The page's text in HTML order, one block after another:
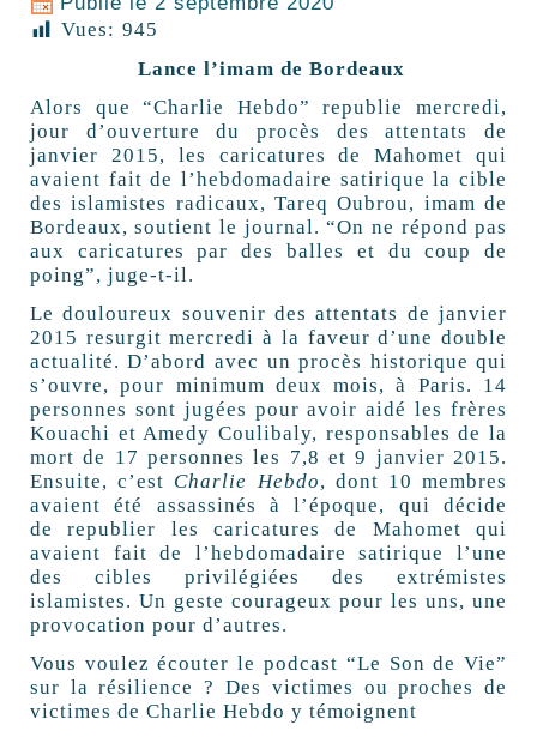
Vues: 945
Lance l’imam de Bordeaux
Alors que “Charlie Hebdo” republie mercredi,
jour d’ouverture du procès des attentats de
janvier 2015, les caricatures de Mahomet qui
avaient fait de l’hebdomadaire satirique la cible
des islamistes radicaux, Tareq Oubrou, imam de
Bordeaux, soutient le journal. “On ne répond pas
aux caricatures par des balles et du coup de
poing”, juge-t-il.
Le douloureux souvenir des attentats de janvier
2015 resurgit mercredi à la faveur d’une double
actualité. D’abord avec un procès historique qui
s’ouvre, pour minimum deux mois, à Paris. 14
personnes sont jugées pour avoir aidé les frères
Kouachi et Amedy Coulibaly, responsables de la
mort de 17 personnes les 7,8 et 9 janvier 2015.
Ensuite, c’est Charlie Hebdo, dont 10 membres
avaient été assassinés à l’époque, qui décide
de republier les caricatures de Mahomet qui
avaient fait de l’hebdomadaire satirique l’une
des cibles privilégiées des extrémistes
islamistes. Un geste courageux pour les uns, une
provocation pour d’autres.
Vous voulez écouter le podcast “Le Son de Vie”
sur la résilience ? Des victimes ou proches de
victimes de Charlie Hebdo y témoignent